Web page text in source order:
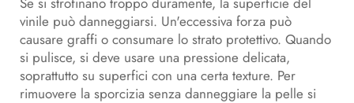
vinile può danneggiarsi. Un'eccessiva forza può
causare graffi o consumare lo strato protettivo. Quando
si pulisce, si deve usare una pressione delicata,
soprattutto su superfici con una certa texture. Per
rimuovere la sporcizia senza danneggiare la pelle si